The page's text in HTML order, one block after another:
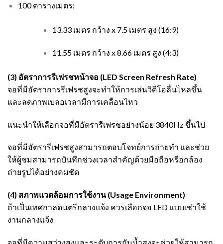
100 ตารางเมตร:
13.33 เมตร กว้าง x 7.5 เมตร สูง (16:9)
11.55 เมตร กว้าง x 8.66 เมตร สูง (4:3)
(3) อัตราการรีเฟรชหน้าจอ (LED Screen Refresh Rate)
จอที่มีอัตราการรีเฟรชสูงจะทำให้การเล่นวิดีโอลื่นไหลขึ้น
และลดภาพเบลอเวลามีการเคลื่อนไหว
แนะนำให้เลือกจอที่มีอัตรารีเฟรชอย่างน้อย 3840Hz ขึ้นไป
จอที่มีอัตรารีเฟรชสูงสามารถตอบโจทย์การถ่ายทำ และช่วย
ให้ผู้ชมสามารถบันทึกช่วงเวลาสำคัญด้วยมือถือหรือกล้อง
ถ่ายรูปได้อย่างคมชัด
(4) สภาพแวดล้อมการใช้งาน (Usage Environment)
ถ้าเป็นเทศกาลดนตรีกลางแจ้ง ควรเลือกจอ LED แบบเช่าใช้
งานกลางแจ้ง